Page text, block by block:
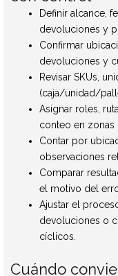
Definir alcance,
devoluciones y
Confirmar
devoluciones y
Revisar SKUs,
(caja/unidad/
Asignar roles,
conteo en zonas
Contar por
observaciones
Comparar
el motivo del
Ajustar el
devoluciones o
cíclicos.
Cuándo